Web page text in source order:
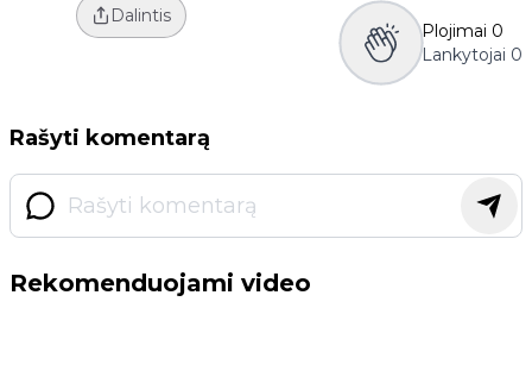
Dalintis
Plojimai 0
Lankytojai 0
Rašyti komentarą
Rekomenduojami video